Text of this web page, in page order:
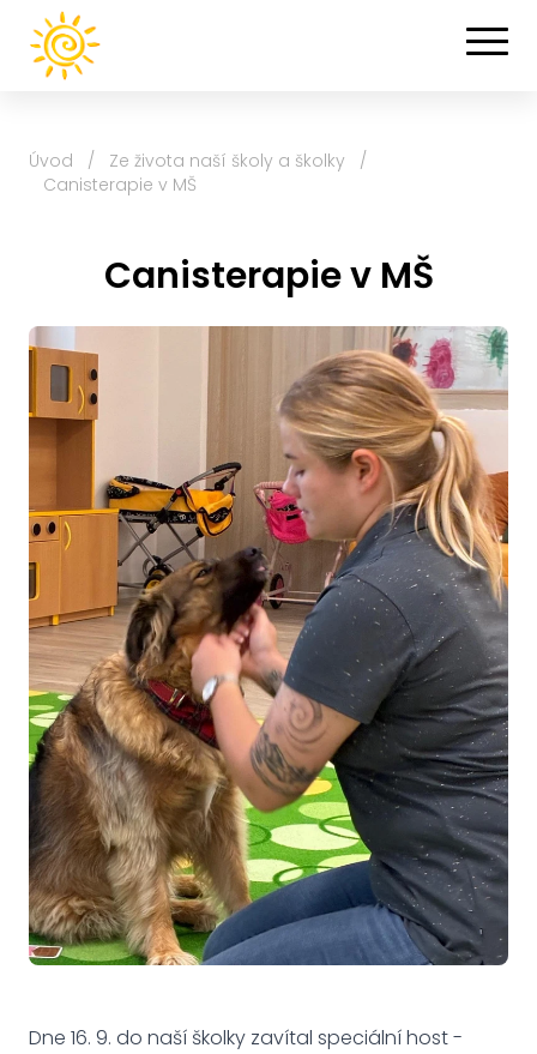
Úvod / Ze života naší školy a školky
/
Canisterapie v MŠ
Canisterapie v MŠ
Dne 16. 9. do naší školky zavítal speciální host -